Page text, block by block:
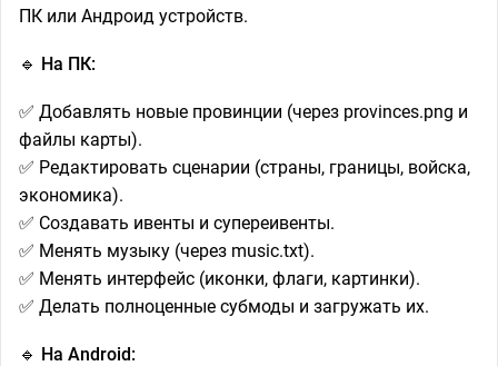
ПК или Андроид устройств.
🔹 На ПК:
✅ Добавлять новые провинции (через provinces.png и
файлы карты).
✅ Редактировать сценарии (страны, границы, войска,
экономика).
✅ Создавать ивенты и супереивенты.
✅ Менять музыку (через music.txt).
✅ Менять интерфейс (иконки, флаги, картинки).
✅ Делать полноценные субмоды и загружать их.
🔹 На Android: